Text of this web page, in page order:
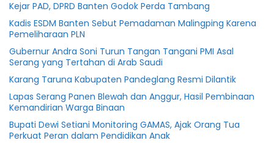
Kejar PAD, DPRD Banten Godok Perda Tambang
Kadis ESDM Banten Sebut Pemadaman Malingping Karena
Pemeliharaan PLN
Gubernur Andra Soni Turun Tangan Tangani PMI Asal
Serang yang Tertahan di Arab Saudi
Karang Taruna Kabupaten Pandeglang Resmi Dilantik
Lapas Serang Panen Blewah dan Anggur, Hasil Pembinaan
Kemandirian Warga Binaan
Bupati Dewi Setiani Monitoring GAMAS, Ajak Orang Tua
Perkuat Peran dalam Pendidikan Anak